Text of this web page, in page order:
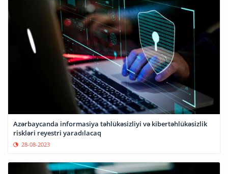
Azərbaycanda informasiya təhlükəsizliyi və kibertəhlükəsizlik
riskləri reyestri yaradılacaq
28-08-2023